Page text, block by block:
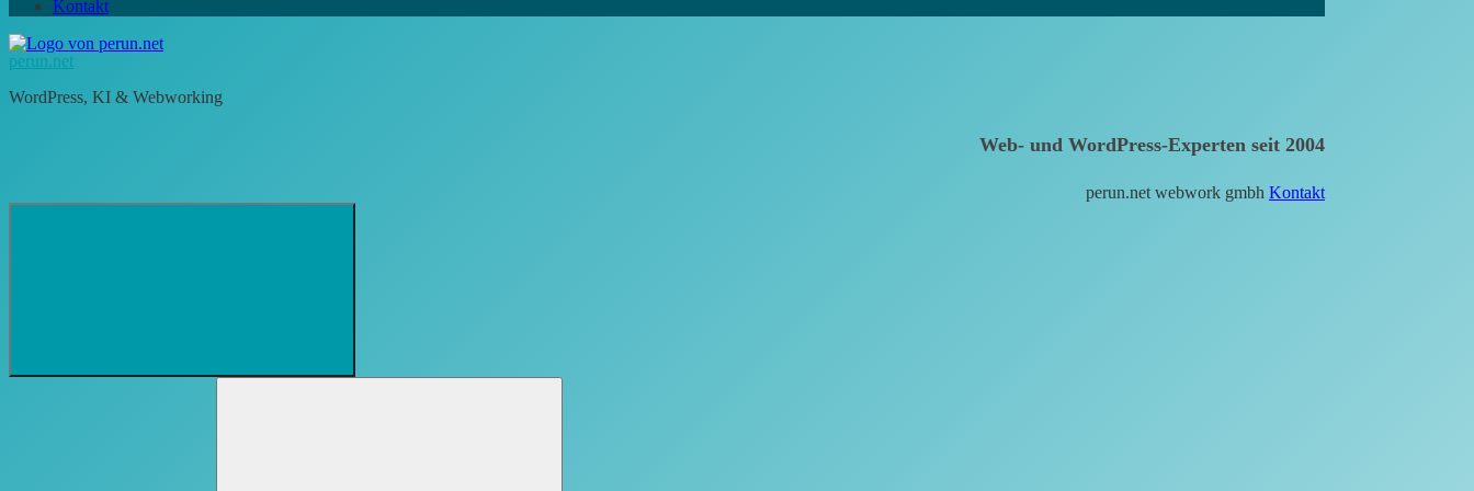
Kontakt
perun.net
WordPress, KI & Webworking
Web- und WordPress-Experten seit 2004
perun.net webwork gmbh Kontakt
Suchformular